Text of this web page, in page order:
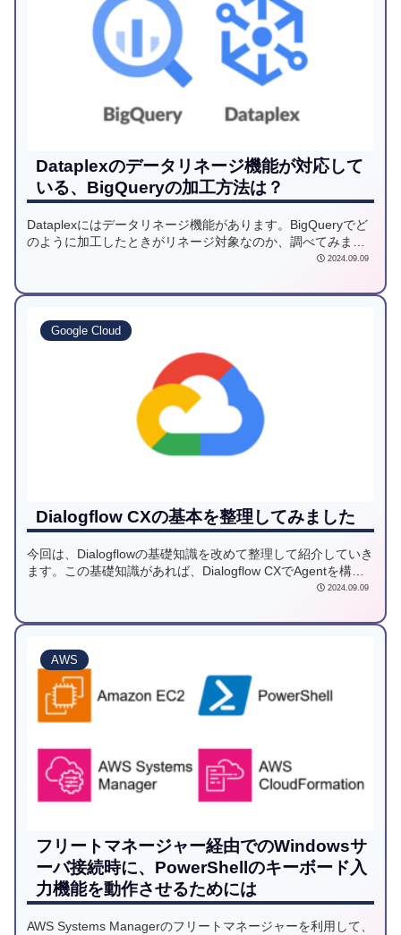
Dataplexのデータリネージ機能が対応して
いる、BigQueryの加工方法は？
Dataplexにはデータリネージ機能があります。BigQueryでど
のように加工したときがリネージ対象なのか、調べてみまし
2024.09.09
Google Cloud
Dialogflow CXの基本を整理してみました
今回は、Dialogflowの基礎知識を改めて整理して紹介していき
ます。この基礎知識があれば、Dialogflow CXでAgentを構築
2024.09.09
AWS
フリートマネージャー経由でのWindowsサ
ーバ接続時に、PowerShellのキーボード入
力機能を動作させるためには
AWS Systems Managerのフリートマネージャーを利用して、